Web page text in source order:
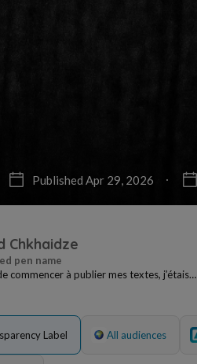
Published Apr 29, 2026
Chkhaidze
commencer à publier mes textes, j’étais
Label All audiences